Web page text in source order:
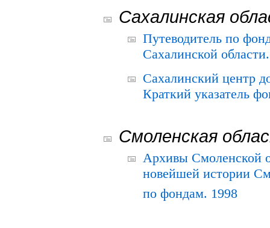
Сахалинская
Путеводитель по
Сахалинской
Сахалинский центр
Краткий указатель
Смоленская
Архивы Смоленской
новейшей истории
по фондам. 1998